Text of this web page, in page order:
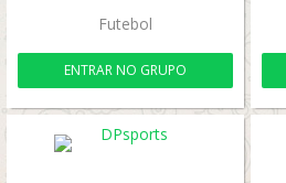
Futebol
ENTRAR NO GRUPO